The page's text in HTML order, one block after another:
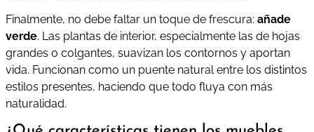
Finalmente, no debe faltar un toque de frescura: añade
verde. Las plantas de interior, especialmente las de hojas
grandes o colgantes, suavizan los contornos y aportan
vida. Funcionan como un puente natural entre los distintos
estilos presentes, haciendo que todo fluya con más
naturalidad.